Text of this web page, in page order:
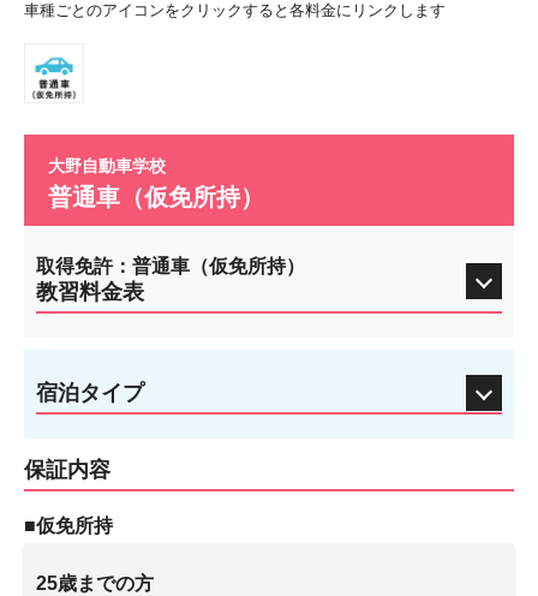
車種ごとのアイコンをクリックすると各料金にリンクします
大野自動車学校
普通車（仮免所持）
取得免許：普通車（仮免所持）
教習料金表
宿泊タイプ
保証内容
■仮免所持
25歳までの方